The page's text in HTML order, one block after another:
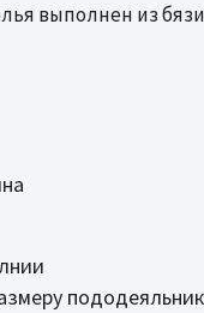
выполнен из